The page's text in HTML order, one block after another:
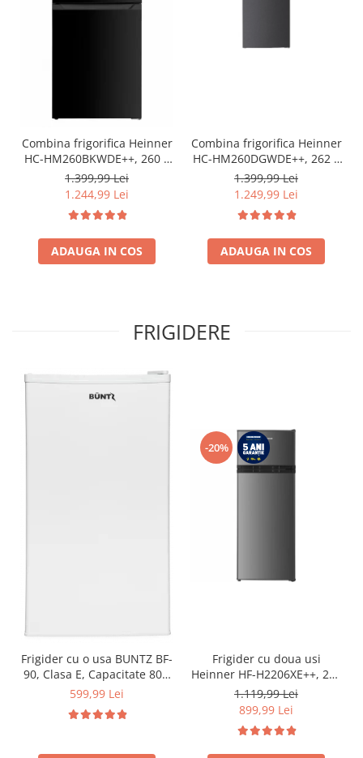
Combina frigorifica Heinner
HC-HM260BKWDE++, 260 l,
Clasa E, Lumina LED,
Dozator de apa, Usi
1.399,99 Lei
1.244,99 Lei
ADAUGA IN COS
Combina frigorifica Heinner
HC-HM260DGWDE++, 262 l,
Clasa E, Dozator de apa,
Control electronic cu
LED, 3 rafturi din sticla
frigider, 3 sertare
congelator, Usa reversibila
1.399,99 Lei
1.249,99 Lei
ADAUGA IN COS
FRIGIDERE
Frigider cu o usa BUNTZ BF-
90, Clasa E, Capacitate 80L,
Iluminare interioara,
cm, Alb
599,99 Lei
-20%
Frigider cu doua usi
Heinner HF-H2206XE++, 206
l, Clasa E, lumina LED, 3
rafturi de sticla, H 143 cm,
Inox
1.119,99 Lei
899,99 Lei